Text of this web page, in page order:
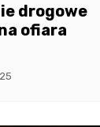
drogowe
ofiara